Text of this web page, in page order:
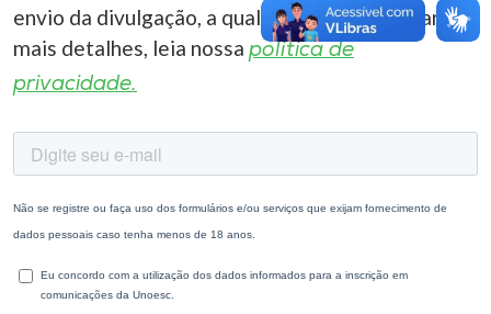
envio da divulgação, a qualquer momento. Para
mais detalhes, leia nossa política de
privacidade.